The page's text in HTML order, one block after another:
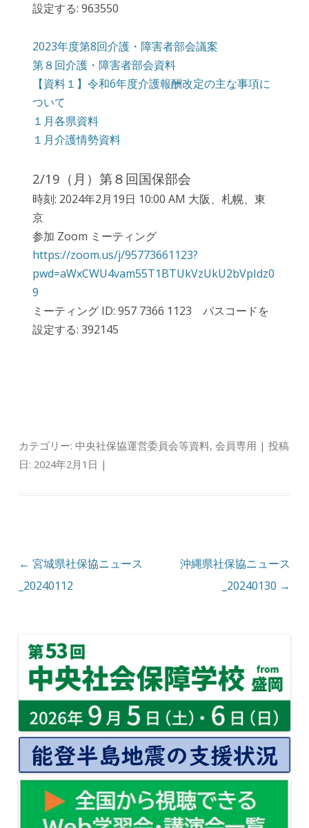
設定する: 963550
2023年度第8回介護・障害者部会議案
第８回介護・障害者部会資料
【資料１】令和6年度介護報酬改定の主な事項に
ついて
１月各県資料
１月介護情勢資料
2/19（月）第８回国保部会
時刻: 2024年2月19日 10:00 AM 大阪、札幌、東
京
参加 Zoom ミーティング
https://zoom.us/j/95773661123?
pwd=aWxCWU4vam55T1BTUkVzUkU2bVpIdz0
9
ミーティング ID: 957 7366 1123 パスコードを
設定する: 392145
カテゴリー:中央社保協運営委員会等資料,会員専用 | 投稿
日: 2024年2月1日 |
投稿ナビゲーション
← 宮城県社保協ニュース
_20240112
沖縄県社保協ニュース
_20240130 →